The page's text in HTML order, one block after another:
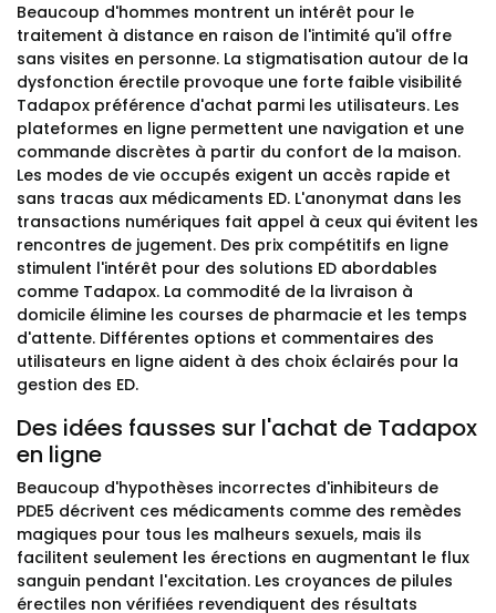
Beaucoup d'hommes montrent un intérêt pour le
traitement à distance en raison de l'intimité qu'il offre
sans visites en personne. La stigmatisation autour de la
dysfonction érectile provoque une forte faible visibilité
Tadapox préférence d'achat parmi les utilisateurs. Les
plateformes en ligne permettent une navigation et une
commande discrètes à partir du confort de la maison.
Les modes de vie occupés exigent un accès rapide et
sans tracas aux médicaments ED. L'anonymat dans les
transactions numériques fait appel à ceux qui évitent les
rencontres de jugement. Des prix compétitifs en ligne
stimulent l'intérêt pour des solutions ED abordables
comme Tadapox. La commodité de la livraison à
domicile élimine les courses de pharmacie et les temps
d'attente. Différentes options et commentaires des
utilisateurs en ligne aident à des choix éclairés pour la
gestion des ED.
Des idées fausses sur l'achat de Tadapox
en ligne
Beaucoup d'hypothèses incorrectes d'inhibiteurs de
PDE5 décrivent ces médicaments comme des remèdes
magiques pour tous les malheurs sexuels, mais ils
facilitent seulement les érections en augmentant le flux
sanguin pendant l'excitation. Les croyances de pilules
érectiles non vérifiées revendiquent des résultats